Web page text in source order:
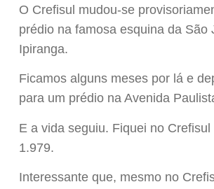
O Crefisul mudou-se
prédio na famosa esquina da São
Ipiranga.
Ficamos alguns meses por lá e
para um prédio na Avenida
E a vida seguiu. Fiquei no
1.979.
Interessante que, mesmo no